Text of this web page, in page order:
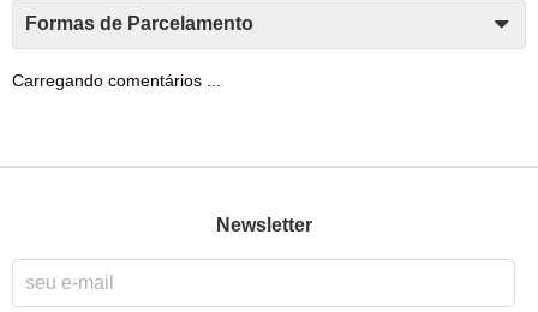
Formas de Parcelamento
Carregando comentários ...
Newsletter